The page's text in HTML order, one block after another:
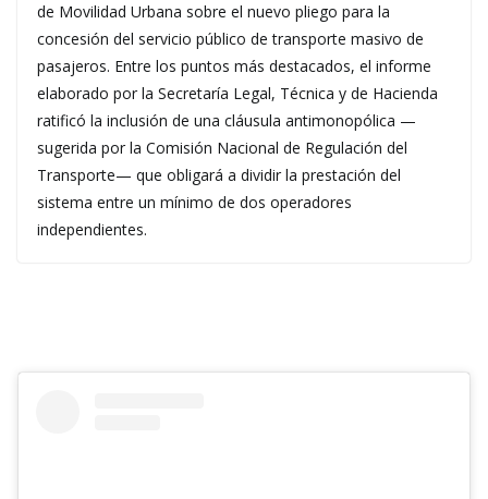
de Movilidad Urbana sobre el nuevo pliego para la
concesión del servicio público de transporte masivo de
pasajeros. Entre los puntos más destacados, el informe
elaborado por la Secretaría Legal, Técnica y de Hacienda
ratificó la inclusión de una cláusula antimonopólica —
sugerida por la Comisión Nacional de Regulación del
Transporte— que obligará a dividir la prestación del
sistema entre un mínimo de dos operadores
independientes.